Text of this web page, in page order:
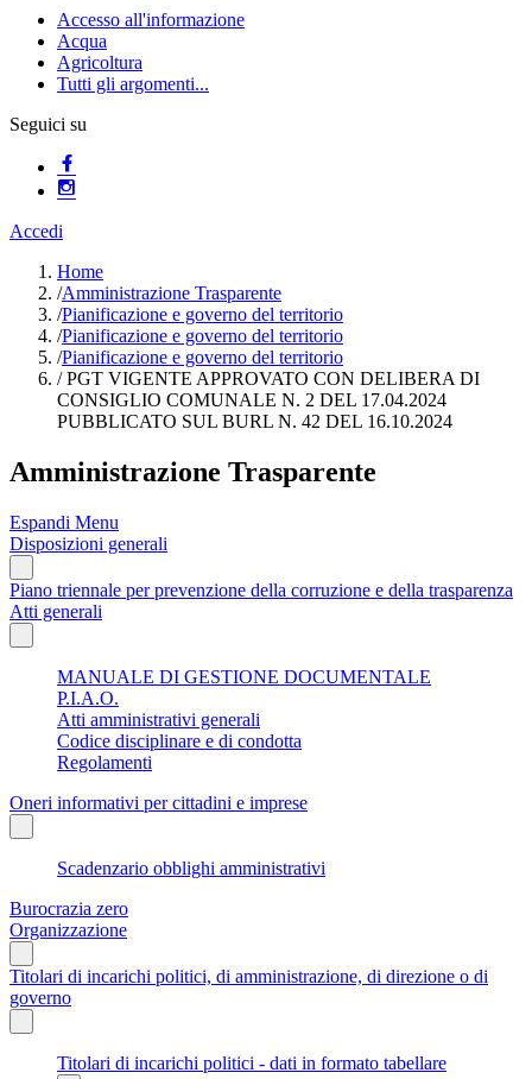
Accesso all'informazione
Acqua
Agricoltura
Tutti gli argomenti...
Seguici su
Accedi
Home
/Amministrazione Trasparente
/Pianificazione e governo del territorio
/Pianificazione e governo del territorio
/Pianificazione e governo del territorio
/PGT VIGENTE APPROVATO CON DELIBERA DI
CONSIGLIO COMUNALE N. 2 DEL 17.04.2024
PUBBLICATO SUL BURL N. 42 DEL 16.10.2024
Amministrazione Trasparente
Espandi Menu
Disposizioni generali
Piano triennale per prevenzione della corruzione e della trasparenza
Atti generali
MANUALE DI GESTIONE DOCUMENTALE
P.I.A.O.
Atti amministrativi generali
Codice disciplinare e di condotta
Regolamenti
Oneri informativi per cittadini e imprese
Scadenzario obblighi amministrativi
Burocrazia zero
Organizzazione
Titolari di incarichi politici, di amministrazione, di direzione o di
governo
Titolari di incarichi politici - dati in formato tabellare